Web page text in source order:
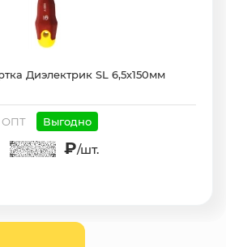
Диэлектрик SL 6,5х150мм
ОПТ Выгодно
₽/шт.